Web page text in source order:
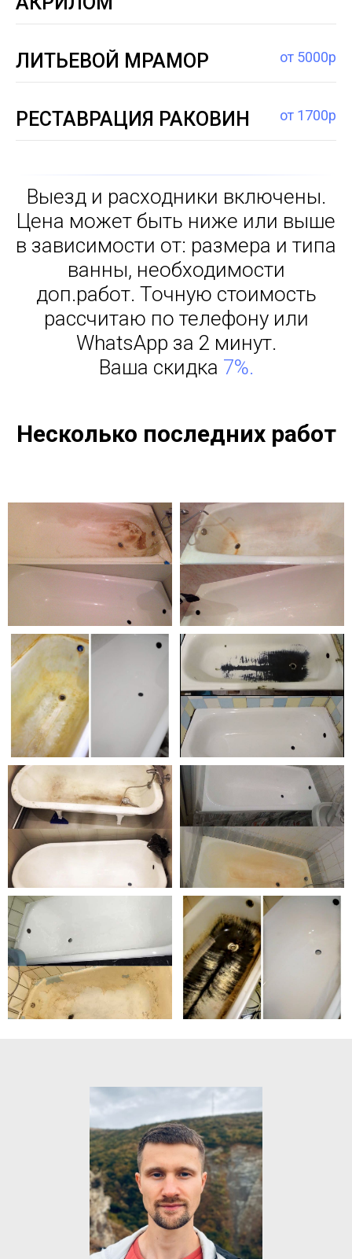
ЛИТЬЕВОЙ МРАМОР от 5000р
РЕСТАВРАЦИЯ РАКОВИН от 1700р
Выезд и расходники включены.
Цена может быть ниже или выше
в зависимости от: размера и типа
ванны, необходимости
доп.работ. Точную стоимость
рассчитаю по телефону или
WhatsApp за 2 минут.
Ваша скидка 7%.
Несколько последних работ